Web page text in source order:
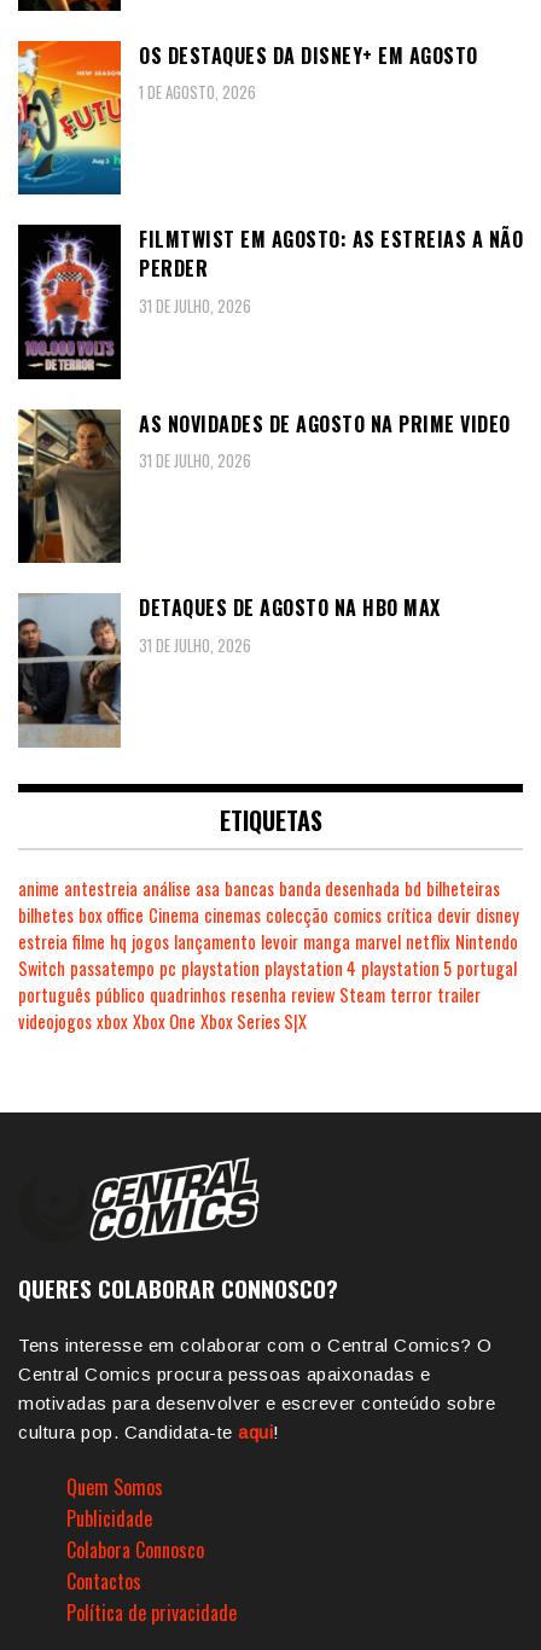
OS DESTAQUES DA DISNEY+ EM AGOSTO
1 DE AGOSTO, 2026
FILMTWIST EM AGOSTO: AS ESTREIAS A NÃO
PERDER
31 DE JULHO, 2026
AS NOVIDADES DE AGOSTO NA PRIME VIDEO
31 DE JULHO, 2026
DETAQUES DE AGOSTO NA HBO MAX
31 DE JULHO, 2026
ETIQUETAS
anime antestreia análise asa bancas banda desenhada bd bilheteiras
bilhetes box office Cinema cinemas colecção comics crítica devir disney
estreia filme hq jogos lançamento levoir manga marvel netflix Nintendo
Switch passatempo pc playstation playstation 4 playstation 5 portugal
português público quadrinhos resenha review Steam terror trailer
videojogosxboxXbox One Xbox Series S|X
QUERES COLABORAR CONNOSCO?
Tens interesse em colaborar com o Central Comics? O
Central Comics procura pessoas apaixonadas e
motivadas para desenvolver e escrever conteúdo sobre
cultura pop. Candidata-te aqui!
Quem Somos
Publicidade
Colabora Connosco
Contactos
Política de privacidade